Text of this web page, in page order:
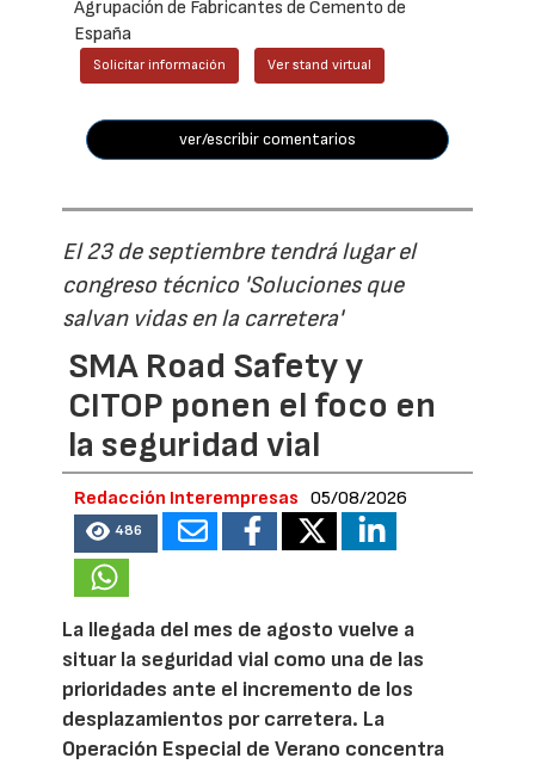
Agrupación de Fabricantes de Cemento de
España
Solicitar información Ver stand virtual
ver/escribir comentarios
El 23 de septiembre tendrá lugar el
congreso técnico 'Soluciones que
salvan vidas en la carretera'
SMA Road Safety y
CITOP ponen el foco en
la seguridad vial
Redacción Interempresas 05/08/2026
486
La llegada del mes de agosto vuelve a
situar la seguridad vial como una de las
prioridades ante el incremento de los
desplazamientos por carretera. La
Operación Especial de Verano concentra